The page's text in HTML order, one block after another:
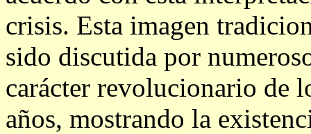
crisis. Esta imagen
sido discutida por
carácter revolucionario de
años, mostrando la